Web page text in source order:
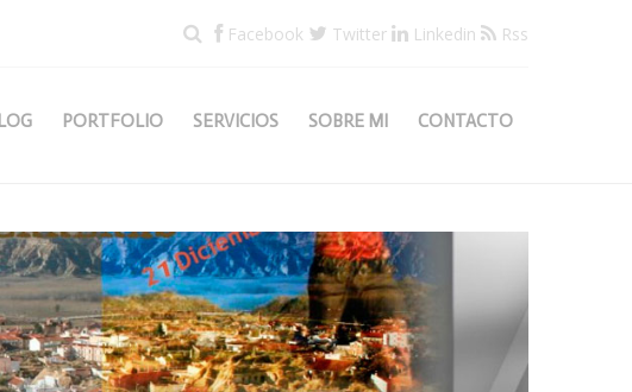
Facebook Twitter Linkedin Rss
PORTFOLIO SERVICIOS SOBRE MI CONTACTO